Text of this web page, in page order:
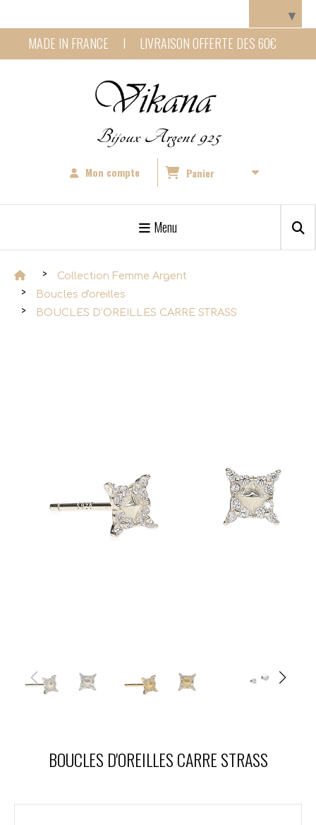
MADE IN FRANCE I LIVRAISON OFFERTE DES 60€
Bijoux Argent 925
Mon compte Panier
Menu
Collection Femme Argent
Boucles d'oreilles
BOUCLES D'OREILLES CARRE STRASS
BOUCLES D'OREILLES CARRE STRASS
▼